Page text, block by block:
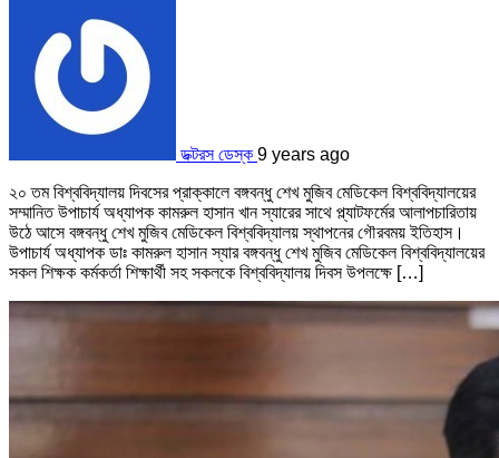
ডক্টরস ডেস্ক 9 years ago
২০ তম বিশ্ববিদ্যালয় দিবসের প্রাক্কালে বঙ্গবন্ধু শেখ মুজিব মেডিকেল বিশ্ববিদ্যালয়ের
সম্মানিত উপাচার্য অধ্যাপক কামরুল হাসান খান স্যারের সাথে প্ল্যাটফর্মের আলাপচারিতায়
উঠে আসে বঙ্গবন্ধু শেখ মুজিব মেডিকেল বিশ্ববিদ্যালয় স্থাপনের গৌরবময় ইতিহাস।
উপাচার্য অধ্যাপক ডাঃ কামরুল হাসান স্যার বঙ্গবন্ধু শেখ মুজিব মেডিকেল বিশ্ববিদ্যালয়ের
সকল শিক্ষক কর্মকর্তা শিক্ষার্থী সহ সকলকে বিশ্ববিদ্যালয় দিবস উপলক্ষে […]